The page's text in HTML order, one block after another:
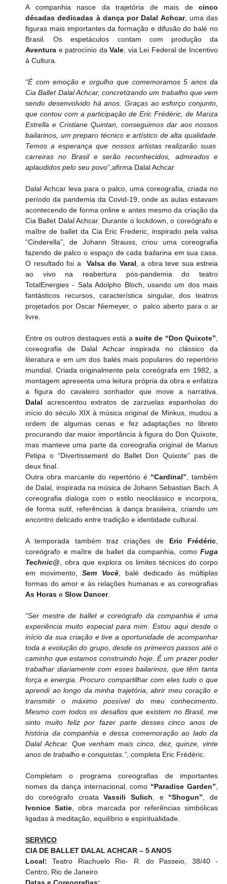
A companhia nasce da trajetória de mais de cinco
décadas dedicadas à dança por Dalal Achcar, uma das
figuras mais importantes da formação e difusão do balé no
Aventura e patrocínio da Vale, via Lei Federal de Incentivo
à Cultura.
“É com emoção e orgulho que comemoramos 5 anos da
Cia Ballet Dalal Achcar, concretizando um trabalho que vem
sendo desenvolvido há anos. Graças ao esforço conjunto,
que contou com a participação de Eric Frédéric, de Mariza
Estrella e Cristiane Quintan, conseguimos dar aos nossos
bailarinos, um preparo técnico e artístico de alta qualidade.
Temos a esperança que nossos artistas realizarão suas
carreiras no Brasil e serão reconhecidos, admirados e
aplaudidos pelo seu povo”,afirma Dalal Achcar
Dalal Achcar leva para o palco, uma coreografia, criada no
período da pandemia da Covid-19, onde as aulas estavam
acontecendo de forma online e antes mesmo da criação da
Cia Ballet Dalal Achcar. Durante o lockdown, o coreógrafo e
maître de ballet da Cia Eric Frederic, inspirado pela valsa
“Cinderella”, de Johann Strauss, criou uma coreografia
fazendo de palco o espaço de cada bailarina em sua casa.
O resultado foi a Valsa do Varal, a obra teve sua estreia
ao vivo na reabertura pós-pandemia do teatro
TotalEnergies - Sala Adolpho Bloch, usando um dos mais
fantásticos recursos, característica singular, dos teatros
projetados por Oscar Niemeyer, o  palco aberto para o ar
livre.
Entre os outros destaques está a suite de “Don Quixote”,
coreografia de Dalal Achcar inspirada no clássico da
literatura e em um dos balés mais populares do repertório
mundial. Criada originalmente pela coreógrafa em 1982, a
montagem apresenta uma leitura própria da obra e enfatiza
Dalal acrescentou extratos de zarzuelas espanholas do
início do século XIX à música original de Minkus, mudou a
ordem de algumas cenas e fez adaptações no libreto
procurando dar maior importância à figura do Don Quixote,
mas manteve uma parte da coreografia original de Marius
Petipa o “Divertissement do Ballet Don Quixote” pas de
deux final.
Outra obra marcante do repertório é “Cardinal”, também
de Dalal, inspirada na música de Johann Sebastian Bach. A
coreografia dialoga com o estilo neoclássico e incorpora,
de forma sutil, referências à dança brasileira, criando um
encontro delicado entre tradição e identidade cultural.
A temporada também traz criações de Eric Frédéric,
coreógrafo e maître de ballet da companhia, como Fuga
Technic@, obra que explora os limites técnicos do corpo
em movimento, Sem Você, balé dedicado às múltiplas
As Horas e Slow Dancer.
“Ser mestre de ballet e coreógrafo da companhia é uma
experiência muito especial para mim. Estou aqui desde o
início da sua criação e tive a oportunidade de acompanhar
toda a evolução do grupo, desde os primeiros passos até o
caminho que estamos construindo hoje. É um prazer poder
trabalhar diariamente com esses bailarinos, que têm tanta
força e energia. Procuro compartilhar com eles tudo o que
aprendi ao longo da minha trajetória, abrir meu coração e
transmitir o máximo possível do meu conhecimento.
Mesmo com todos os desafios que existem no Brasil, me
sinto muito feliz por fazer parte desses cinco anos de
história da companhia e dessa comemoração ao lado da
Dalal Achcar. Que venham mais cinco, dez, quinze, vinte
anos de trabalho e conquistas.”, completa Eric Frédéric.
Completam o programa coreografias de importantes
nomes da dança internacional, como “Paradise Garden”,
do coreógrafo croata Vassili Sulich, e “Shogun”
Ivonice Satie, obra marcada por referências simbólicas
ligadas à meditação, equilíbrio e espiritualidade.
SERVIÇO
CIA DE BALLET DALAL ACHCAR – 5 ANOS
Local: Teatro Riachuelo Rio- R. do Passeio, 38/40 -
Centro, Rio de Janeiro